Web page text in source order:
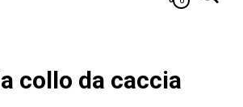
collo da caccia